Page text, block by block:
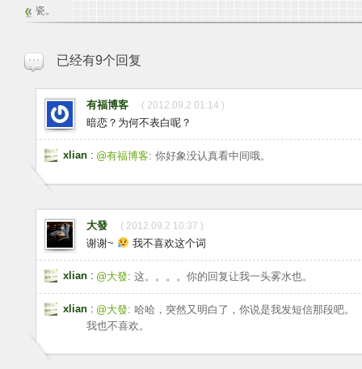
瓷。
已经有9个回复
有福博客 ( 2012.09.2 01:14 )
暗恋？为何不表白呢？
xlian : @有福博客: 你好象没认真看中间哦。
大發 ( 2012.09.2 10:37 )
谢谢~ 我不喜欢这个词
xlian : @大發: 这。。。。你的回复让我一头雾水也。
xlian : @大發: 哈哈，突然又明白了，你说是我发短信那段吧。
我也不喜欢。